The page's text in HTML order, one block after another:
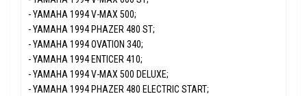
- YAMAHA 1994 V-MAX 500;
- YAMAHA 1994 PHAZER 480 ST;
- YAMAHA 1994 OVATION 340;
- YAMAHA 1994 ENTICER 410;
- YAMAHA 1994 V-MAX 500 DELUXE;
- YAMAHA 1994 PHAZER 480 ELECTRIC START;